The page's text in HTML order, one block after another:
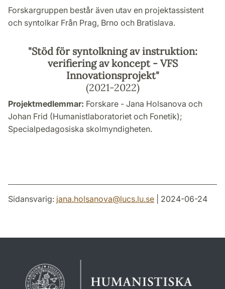
Forskargruppen består även utav en projektassistent
och syntolkar Från Prag, Brno och Bratislava.
"Stöd för syntolkning av instruktion:
verifiering av koncept - VFS
Innovationsprojekt"
(2021-2022)
Projektmedlemmar: Forskare - Jana Holsanova och
Johan Frid (Humanistlaboratoriet och Fonetik);
Specialpedagosiska skolmyndigheten.
Sidansvarig: jana.holsanova@lucs.lu.se | 2024-06-24